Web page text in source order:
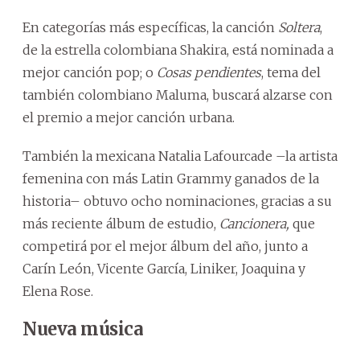
En categorías más específicas, la canción Soltera,
de la estrella colombiana Shakira, está nominada a
mejor canción pop; o Cosas pendientes, tema del
también colombiano Maluma, buscará alzarse con
el premio a mejor canción urbana.
También la mexicana Natalia Lafourcade –la artista
femenina con más Latin Grammy ganados de la
historia– obtuvo ocho nominaciones, gracias a su
más reciente álbum de estudio, Cancionera, que
competirá por el mejor álbum del año, junto a
Carín León, Vicente García, Liniker, Joaquina y
Elena Rose.
Nueva música